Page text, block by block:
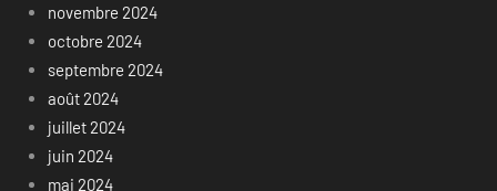
novembre 2024
octobre 2024
septembre 2024
août 2024
juillet 2024
juin 2024
mai 2024